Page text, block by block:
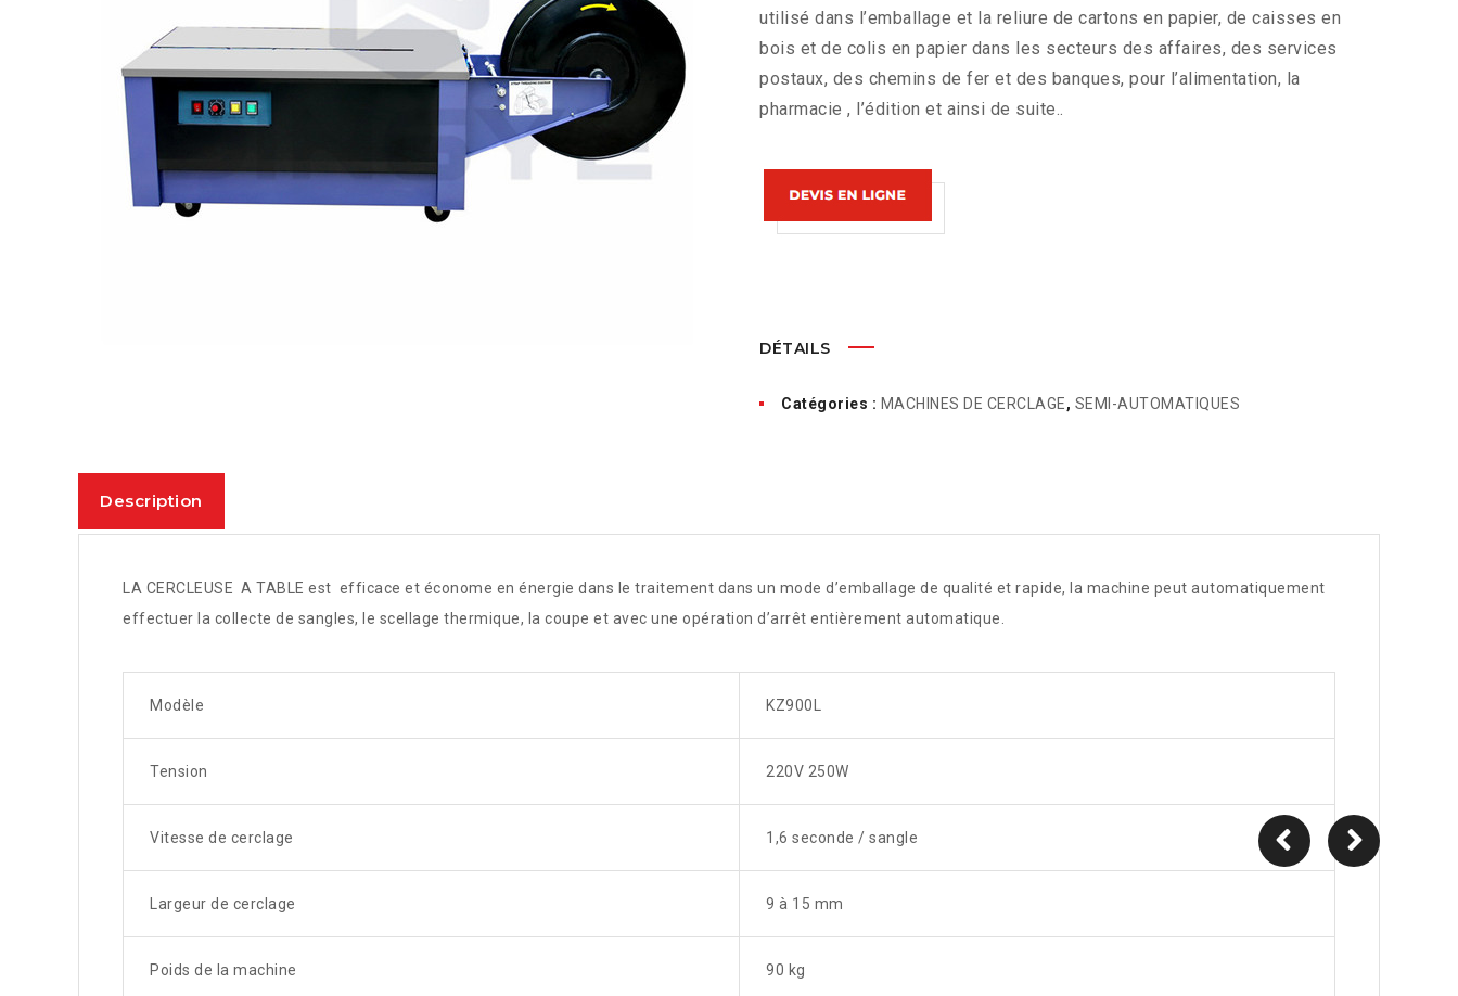
utilisé dans l’emballage et la reliure de cartons en papier, de caisses en
bois et de colis en papier dans les secteurs des affaires, des services
postaux, des chemins de fer et des banques, pour l’alimentation, la
pharmacie , l’édition et ainsi de suite..
DÉTAILS
Catégories : MACHINES DE CERCLAGE, SEMI-AUTOMATIQUES
Description
LA CERCLEUSE A TABLE est efficace et économe en énergie dans le traitement dans un mode d’emballage de qualité et rapide, la machine peut automatiquement
effectuer la collecte de sangles, le scellage thermique, la coupe et avec une opération d’arrêt entièrement automatique.
Modèle KZ900L
Tension 220V 250W
Vitesse de cerclage 1,6 seconde / sangle
Largeur de cerclage 9 à 15 mm
Poids de la machine 90 kg